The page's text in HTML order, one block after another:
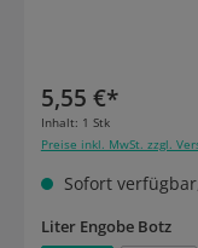
5,55 €*
Inhalt: 1 Stk
Preise inkl. MwSt. zzgl.
Sofort
Liter Engobe Botz